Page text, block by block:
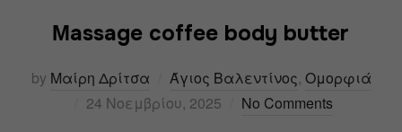
Μassage coffee body butter
by Μαίρη Δρίτσα Άγιος Βαλεντίνος, Ομορφιά
24 Νοεμβρίου, 2025
No Comments